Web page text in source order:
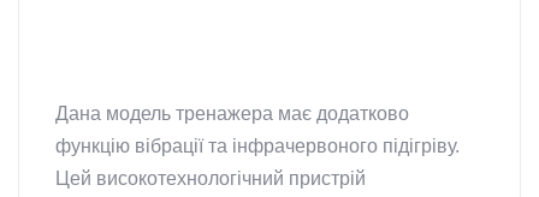
Дана модель тренажера має додатково
функцію вібрації та інфрачервоного підігріву.
Цей високотехнологічний пристрій